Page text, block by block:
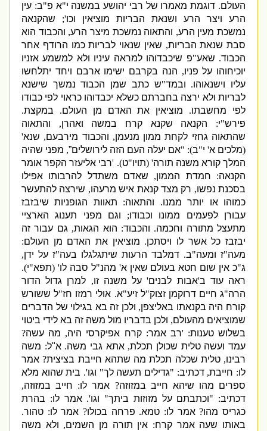
העולם.דוגמת מאמרו של רבי יהושע במשנה י" א פ "ב:עין
הרע ויצר הרע ושנאת הבריות מוציאין וכו ';שהקנאה
נמשכת מעין הרע,והתאוה נמשכת מיצר הרע,והכבוד הוא
סבת שנאת הבריות,שאין שנאוי לבריות כמו הרודף אחר
הכבוד.שאע"פ שיכבדוהו למראה עיניו ולא למשמע אזניו
יוכיחוהו על פניו,הנה בקרבם ישימו ארבם ויחד יתלחשו
עליו וישנאוהו.ובמד"ש כתב שמן הכבוד נמשך שישנא
לבריות ולא ירצה בחברתם כשלא יכבדוהו כראוי לפי כבודו
לפי מחשבתו.מוציאין את האדם מן העולם.במקצת.
פירש"י:הקנאה שקנא קרח במשה ואהרן, והתאוה
שהתאוה גחזי לקחת ממון מנעמן, והכבוד מירבעם,שנא'
מלכים א 'י" ב): "אם יעלה העם הזה לירושלים”, מפני שהיה
המלך קורא משנה תורה' (תויו"ט). 'רבי אליעזר הקפר אומר
הקנאה:חמדת הממון,שאדם משתדל להרבותו אפילו
בסכנת נפשו,רק מצד קנאת איש מרעהו,שירצה להתעשר
כמוהו או יותר ממנו.והתאוה:תאוות הגופניות שיבזבז
עבורן לפעמים ממונו וכבודו;
וגם מפני תענוג הארציי
מתעצל מתורה וחכמה.והכבוד: הוא הגאות,גם עבור זה
יבזבז כל אשר לו ויסתכן.מוציאין את האדם מן העולם:
מעה"ז ומעה"ב.דמלבד הרעות שיתגלגלו בעה"ז על ידן,
כ אין שום חטא בעולם שאין א 'מהנ"ל סבה לו ' (תפא"י).
ראה עוד ב אבות לבנים'על משנה זו ,למרן גדול הדור
הרה"ג חיים דרוקמן זצוק"ל זיע"א.אולי רמזו חז "ל ששורש
קורח היה בקנאתו באליצפן,ולכן זה בא בגילוי של הדברים
שמוציאים מהעולם,ולכן בדבריו מול משה זה בא לידי ביטוי
בשלוש טענות: 'רב אמר:קרח אפיקרסי היה,מה עשה?
עמד ועשה טלית שכולן תכלת,אתא גבי משה.א "ל:משה
רבינו,טלית שכלה תכלת מה שתהא חייבת בציצית?אמר
:חייבת,דכתיב: "גדילים תעשה לך"וגו '.בית שהוא מלא
ספרים מהו שיהא חייב במזוזה?אמר לו :חייב במזוזה,
דכתיב: " וכתבתם על מזוזות ביתך"וגו '.אמר לו :בהרת
כגריס מהו?אמר לו :טמא.פרחה בכולו?אמר לו :טהור.
באותו שעה אמר קרח:אין תורה מן השמים,ולא משה